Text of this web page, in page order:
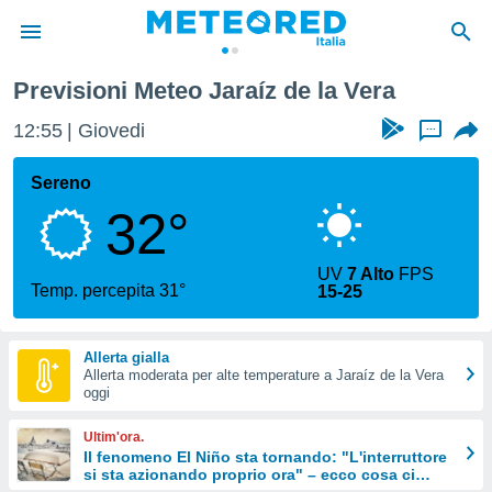
di
per
le
di
Web
le
Previsioni Meteo Jaraíz de la Vera
12:55 Giovedi ...
Sereno
32°
Temp. percepita 31°
UV7 Alto FPS
15-25
Allerta gialla
Allerta moderata per alte temperature a Jaraíz de la Vera
oggi
Ultim'ora.
Il fenomeno El Niño sta tornando: "L'interruttore
si sta azionando proprio ora" – ecco cosa ci